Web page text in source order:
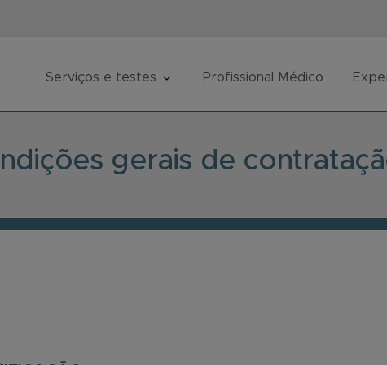
Serviços e testes Profissional Médico
gerais de